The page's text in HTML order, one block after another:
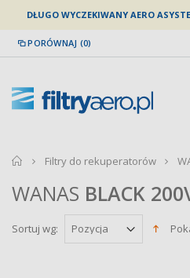
DŁUGO WYCZEKIWANY AERO
PORÓWNAJ (0)
home
Filtry do rekuperatorów
WANAS BLACK
Sortuj wg: